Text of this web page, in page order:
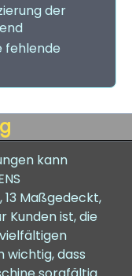
der
fehlende
kann
13 Maßgedeckt,
Kunden ist, die
wichtig, dass